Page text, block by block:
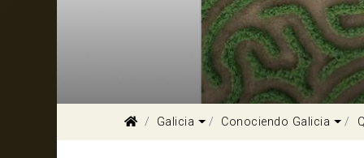
Galicia Dropdown
Conociendo Galicia